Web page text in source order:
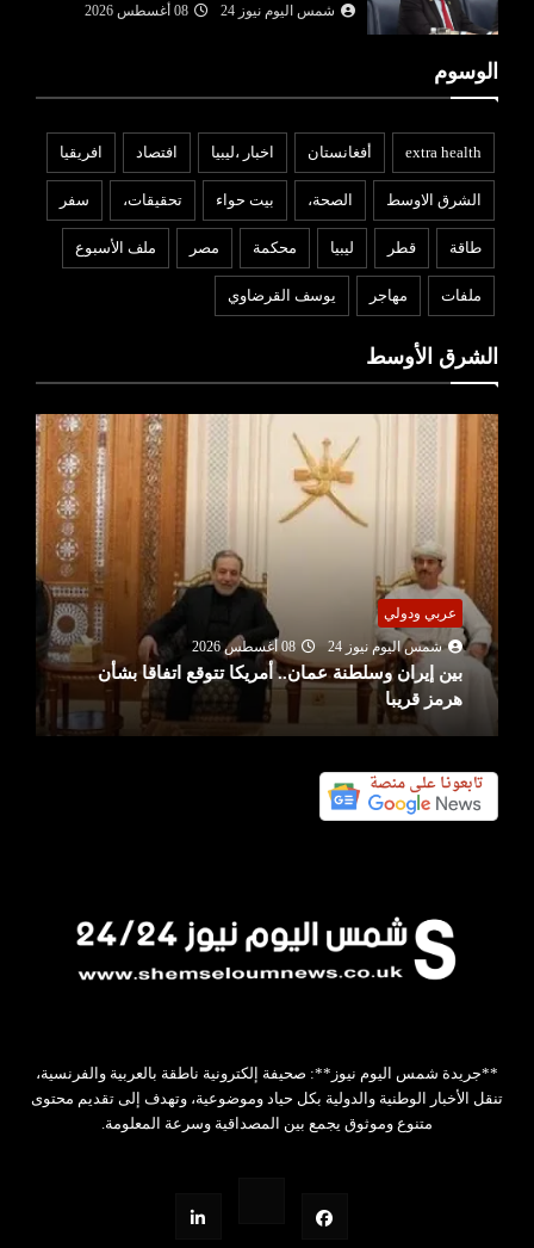
شمس اليوم نيوز 24 08 أغسطس 2026
الوسوم
extra health أفغانستان اخبار ،ليبيا افتصاد افريقيا
الشرق الاوسط الصحة، بيت حواء تحقيقات، سفر
طاقة قطر ليبيا محكمة مصر ملف الأسبوع
ملفات مهاجر يوسف القرضاوي
الشرق الأوسط
عربي ودولي
شمس اليوم نيوز 24
08 أغسطس 2026
بين إيران وسلطنة عمان.. أمريكا تتوقع اتفاقا بشأن
هرمز قريبا
**جريدة شمس اليوم نيوز**: صحيفة إلكترونية ناطقة بالعربية والفرنسية،
تنقل الأخبار الوطنية والدولية بكل حياد وموضوعية، وتهدف إلى تقديم محتوى
متنوع وموثوق يجمع بين المصداقية وسرعة المعلومة.